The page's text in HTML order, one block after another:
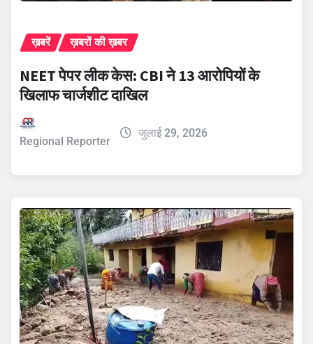
ख़बरें ख़बरों की ख़बर
NEET पेपर लीक केस: CBI ने 13 आरोपियों के
खिलाफ चार्जशीट दाखिल
Regional Reporter
जुलाई 29, 2026